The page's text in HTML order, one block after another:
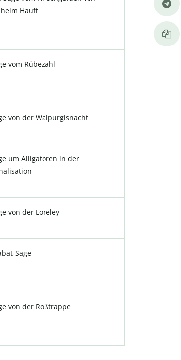
Hauff
vom Rübezahl
von der Walpurgisnacht
um Alligatoren in der
von der Loreley
Sage
von der Roßtrappe